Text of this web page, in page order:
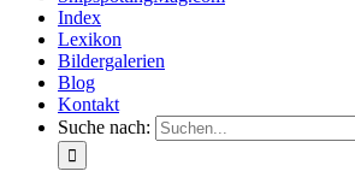
Index
Lexikon
Bildergalerien
Blog
Kontakt
Suche nach: